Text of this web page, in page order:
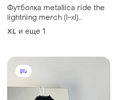
Футболка metallica ride the
lightning merch (l-xl)
оригинал
XL и еще 1